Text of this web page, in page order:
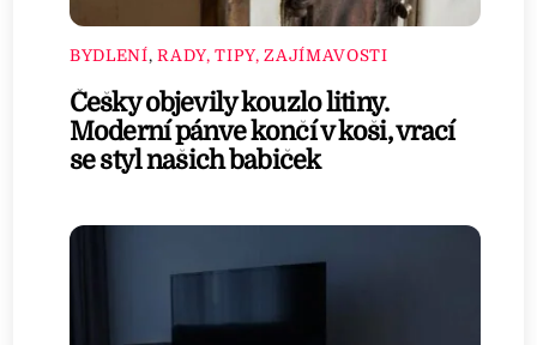
BYDLENÍ,RADY, TIPY, ZAJÍMAVOSTI
Češky objevily kouzlo litiny.
Moderní pánve končí v koši, vrací
se styl našich babiček